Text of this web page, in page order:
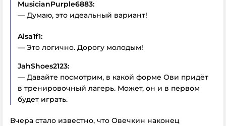
MusicianPurple6883:
— Думаю, это идеальный вариант!
Alsa1f1:
— Это логично. Дорогу молодым!
JahShoes2123:
— Давайте посмотрим, в какой форме Ови придёт
в тренировочный лагерь. Может, он и в первом
будет играть.
Вчера стало известно, что Овечкин наконец